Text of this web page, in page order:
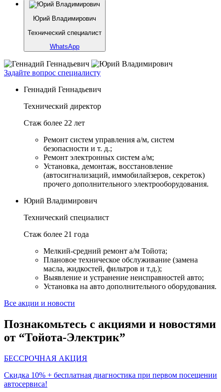
Юрий Владимирович
Технический специалист
WhatsApp
Задайте вопрос специалисту
Геннадий Геннадьевич
Технический директор
Стаж более 22 лет
Ремонт систем управления а/м, систем
безопасности и т. д.;
Ремонт электронных систем а/м;
Установка, демонтаж, восстановление
(автосигнализаций, иммобилайзеров, секреток)
прочего дополнительного электрооборудования.
Юрий Владимирович
Технический специалист
Стаж более 21 года
Мелкий-средний ремонт а/м Тойота;
Плановое техническое обслуживание (замена
масла, жидкостей, фильтров и т.д.);
Выявление и устранение неисправностей авто;
Установка на авто дополнительного оборудования.
Все акции и новости
Познакомьтесь с акциями и новостями
от “Тойота-Электрик”
БЕССРОЧНАЯ АКЦИЯ
Скидка 10% + бесплатная диагностика при первом посещении
автосервиса!